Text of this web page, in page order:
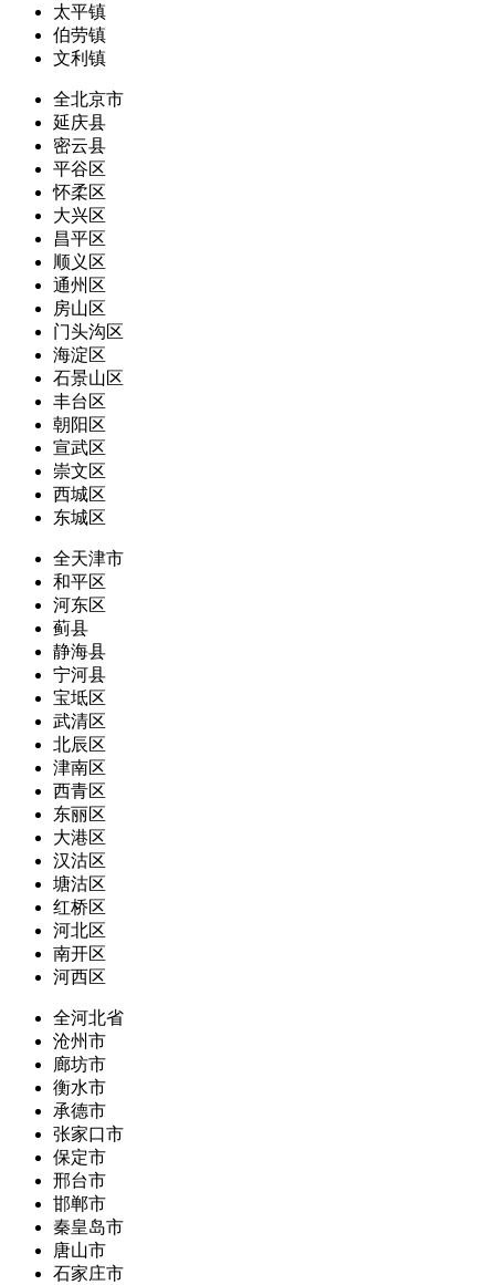
太平镇
伯劳镇
文利镇
全北京市
延庆县
密云县
平谷区
怀柔区
大兴区
昌平区
顺义区
通州区
房山区
门头沟区
海淀区
石景山区
丰台区
朝阳区
宣武区
崇文区
西城区
东城区
全天津市
和平区
河东区
蓟县
静海县
宁河县
宝坻区
武清区
北辰区
津南区
西青区
东丽区
大港区
汉沽区
塘沽区
红桥区
河北区
南开区
河西区
全河北省
沧州市
廊坊市
衡水市
承德市
张家口市
保定市
邢台市
邯郸市
秦皇岛市
唐山市
石家庄市